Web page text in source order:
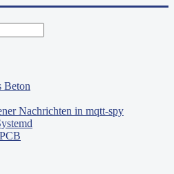
Beton
Nachrichten in mqtt-spy